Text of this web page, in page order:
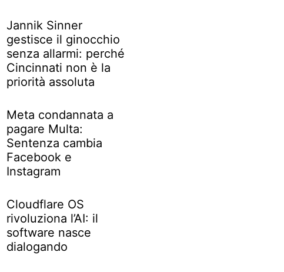
Jannik Sinner
gestisce il ginocchio
senza allarmi: perché
Cincinnati non è la
priorità assoluta
Meta condannata a
pagare Multa:
Sentenza cambia
Facebook e
Instagram
Cloudflare OS
rivoluziona l’AI: il
software nasce
dialogando